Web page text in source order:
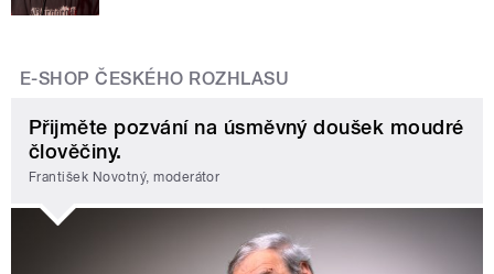
E-SHOP ČESKÉHO ROZHLASU
Přijměte pozvání na úsměvný doušek moudré
člověčiny.
František Novotný, moderátor